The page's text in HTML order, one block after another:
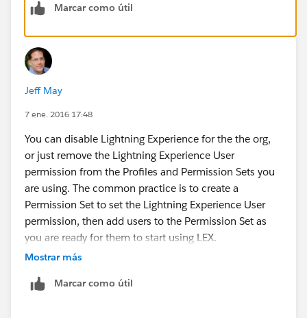
Primarily it is this
governs it =
So if that isUncheckedyou can be sure that it is not
made available.
Marcar como útil
Jeff May
7 ene. 2016 17:48
You can disable Lightning Experience for the the org,
or just remove the Lightning Experience User
permission from the Profiles and Permission Sets you
are using. The common practice is to create a
Permission Set to set the Lightning Experience User
permission, then add users to the Permission Set as
you are ready for them to start using LEX.
Mostrar más
Marcar como útil